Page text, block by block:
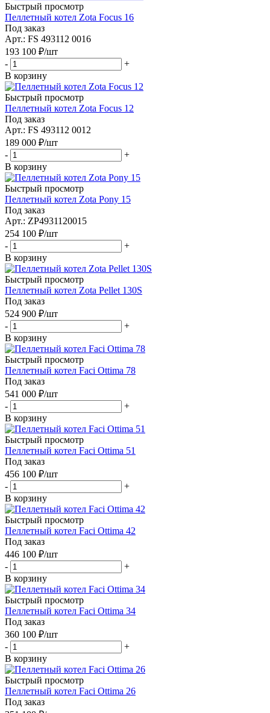
Быстрый просмотр
Пеллетный котел Zota Focus 16
Под заказ
Арт.: FS 493112 0016
193 100 ₽/шт
-
+
В корзину
Быстрый просмотр
Пеллетный котел Zota Focus 12
Под заказ
Арт.: FS 493112 0012
189 000 ₽/шт
-
+
В корзину
Быстрый просмотр
Пеллетный котел Zota Pony 15
Под заказ
Арт.: ZP4931120015
254 100 ₽/шт
-
+
В корзину
Быстрый просмотр
Пеллетный котел Zota Pellet 130S
Под заказ
524 900 ₽/шт
-
+
В корзину
Быстрый просмотр
Пеллетный котел Faci Ottima 78
Под заказ
541 000 ₽/шт
-
+
В корзину
Быстрый просмотр
Пеллетный котел Faci Ottima 51
Под заказ
456 100 ₽/шт
-
+
В корзину
Быстрый просмотр
Пеллетный котел Faci Ottima 42
Под заказ
446 100 ₽/шт
-
+
В корзину
Быстрый просмотр
Пеллетный котел Faci Ottima 34
Под заказ
360 100 ₽/шт
-
+
В корзину
Быстрый просмотр
Пеллетный котел Faci Ottima 26
Под заказ